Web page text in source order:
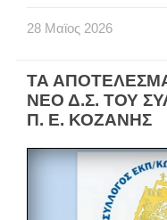
28 Μαϊος 2026
ΤΑ
ΝΕΟ Δ.Σ. ΤΟΥ
Π. Ε. ΚΟΖΑΝΗΣ